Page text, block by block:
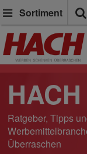
Sortiment
Ratgeber, Tipps
Überraschen